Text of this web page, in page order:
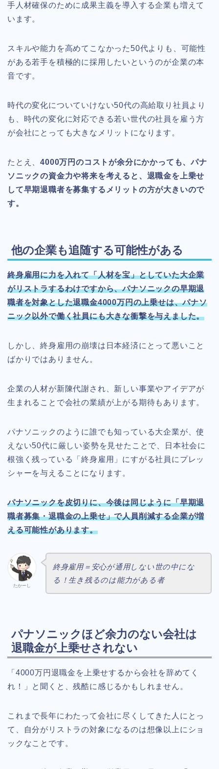
手人材確保のために成果主義を導入する企業も増えて
います。
スキルや能力を高めてこなかった50代よりも、可能性
がある若手を積極的に採用したいというのが企業の本
音です。
時代の変化についていけない50代の高給取り社員より
も、時代の変化に対応できる若い世代の社員を雇う方
が会社にとっても大きなメリットになります。
たとえ、4000万円のコストが余分にかかっても、パナ
ソニックの資金力や将来を考えると、退職金を上乗せ
して早期退職者を募集するメリットの方が大きいので
す。
他の企業も追随する可能性がある
終身雇用に力を入れて「人材を宝」としていた大企業
がリストラするわけですから、パナソニックの早期退
職者を対象とした退職金4000万円の上乗せは、パナソ
ニック以外で働く社員にも大きな衝撃を与えました。
しかし、終身雇用の崩壊は日本経済にとって悪いこと
ばかりではありません。
企業の人材が新陳代謝され、新しい事業やアイデアが
生まれることで会社の業績が上がる期待もあります。
パナソニックのように誰でも知っている大企業が、使
えない50代に厳しい姿勢を見せたことで、日本社会に
根強く残っている「終身雇用」にすがる社員にプレッ
シャーを与えることになります。
パナソニックを皮切りに、今後は同じように「早期退
職者募集・退職金の上乗せ」で人員削減する企業が増
える可能性があります。
たかーし
終身雇用＝安心が通用しない世の中にな
る！生き残るのは能力がある者
パナソニックほど余力のない会社は
退職金が上乗せされない
「4000万円退職金を上乗せするから会社を辞めてく
れ！」と聞くと、残酷に感じるかもしれません。
これまで長年にわたって会社に尽くしてきた人にとっ
て、自分がリストラの対象になるのは想像以上にショ
ックなことです。